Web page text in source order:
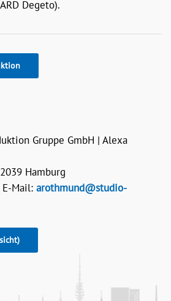
Degeto).
Gruppe GmbH | Alexa
Hamburg
Mail: arothmund@studio-